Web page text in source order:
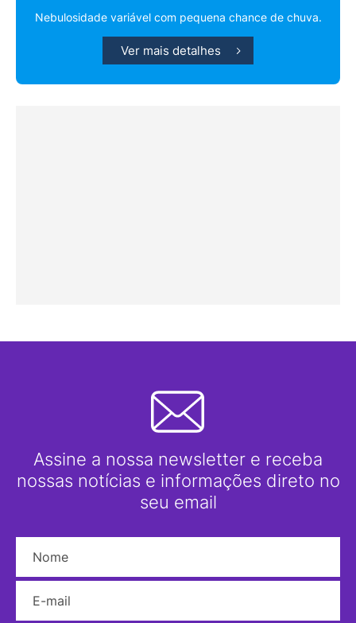
Nebulosidade variável com pequena chance de chuva.
Ver mais detalhes
Assine a nossa newsletter e receba
nossas notícias e informações direto no
seu email